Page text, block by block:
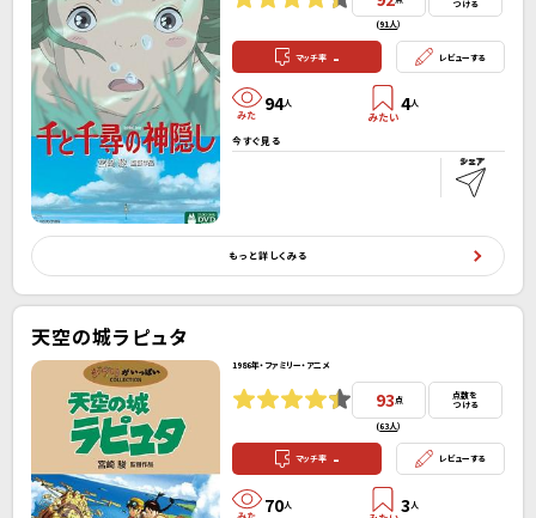
(91人）
つける
マッチ率 - レビューする
94人 4人
今すぐ見る
もっと詳しくみる
天空の城ラピュタ
1986年・ファミリー・アニメ
93点
(63人）
点数を
つける
マッチ率 - レビューする
70人 3人